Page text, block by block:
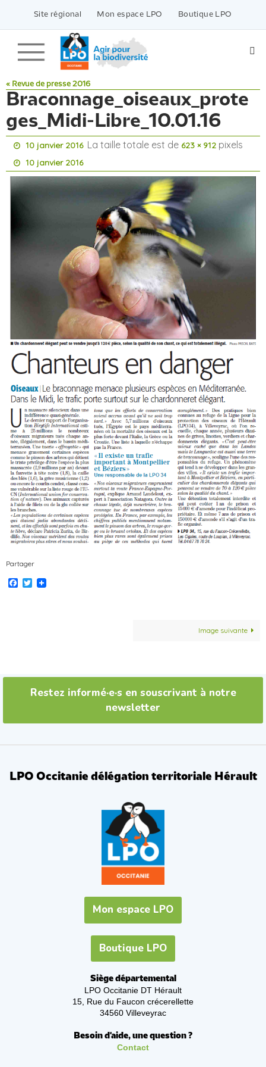
contenu
Site régional Mon espace LPO Boutique LPO
« Revue de presse 2016
Braconnage_oiseaux_prote
ges_Midi-Libre_10.01.16
10 janvier 2016 La taille totale est de 623 × 912 pixels
10 janvier 2016
Partager
Facebook
Twitter
Image suivante
Restez informé·e·s en souscrivant à notre
newsletter
LPO Occitanie délégation territoriale Hérault
Mon espace LPO
Boutique LPO
Siège départemental
LPO Occitanie DT Hérault
15, Rue du Faucon crécerellette
34560 Villeveyrac
Besoin d'aide, une question ?
Contact